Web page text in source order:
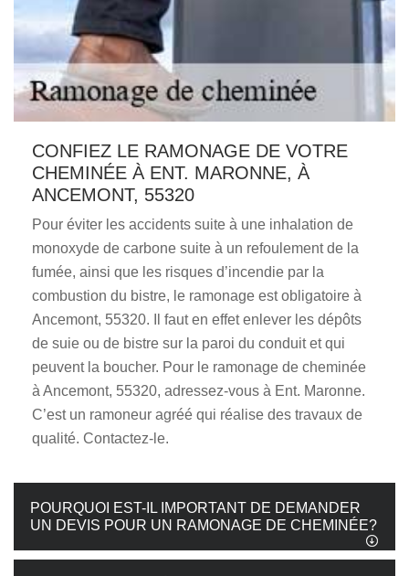
CONFIEZ LE RAMONAGE DE VOTRE
CHEMINÉE À ENT. MARONNE, À
ANCEMONT, 55320
Pour éviter les accidents suite à une inhalation de
monoxyde de carbone suite à un refoulement de la
fumée, ainsi que les risques d’incendie par la
combustion du bistre, le ramonage est obligatoire à
Ancemont, 55320. Il faut en effet enlever les dépôts
de suie ou de bistre sur la paroi du conduit et qui
peuvent la boucher. Pour le ramonage de cheminée
à Ancemont, 55320, adressez-vous à Ent. Maronne.
C’est un ramoneur agréé qui réalise des travaux de
qualité. Contactez-le.
POURQUOI EST-IL IMPORTANT DE DEMANDER
UN DEVIS POUR UN RAMONAGE DE CHEMINÉE?